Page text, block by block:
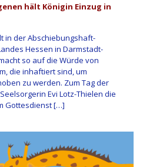
hält Königin Einzug in
in der Abschiebungshaft-
Hessen in Darmstadt-
so auf die Würde von
die inhaftiert sind, um
zu werden. Zum Tag der
Evi Lotz-Thielen die
Gottesdienst[…]